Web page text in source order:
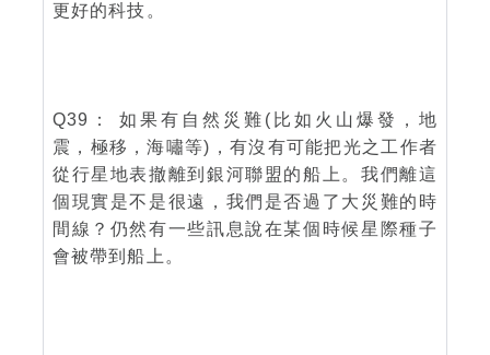
更好的科技。
Q39： 如果有自然災難(比如火山爆發，地
震，極移，海嘯等)，有沒有可能把光之工作者
從行星地表撤離到銀河聯盟的船上。我們離這
個現實是不是很遠，我們是否過了大災難的時
間線？仍然有一些訊息說在某個時候星際種子
會被帶到船上。